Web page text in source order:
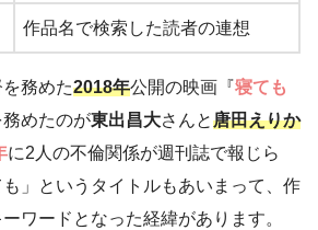
作品名で検索した読者の連想
務めた2018年公開の映画『寝ても
務めたのが東出昌大さんと唐田えりか
に2人の不倫関係が週刊誌で報じら
」というタイトルもあいまって、作
ワードとなった経緯があります。